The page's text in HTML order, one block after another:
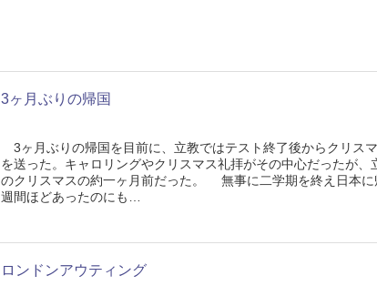
3ヶ月ぶりの帰国
3ヶ月ぶりの帰国を目前に、立教ではテスト終了後からクリス
を送った。キャロリングやクリスマス礼拝がその中心だったが
のクリスマスの約一ヶ月前だった。 無事に二学期を終え日本に
週間ほどあったのにも…
ロンドンアウティング